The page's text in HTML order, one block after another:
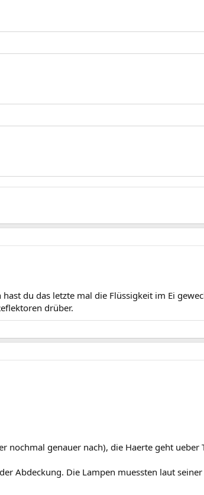
du das letzte mal die Flüssigkeit im Ei
drüber.
nochmal genauer nach), die Haerte geht ueber
Abdeckung. Die Lampen muessten laut